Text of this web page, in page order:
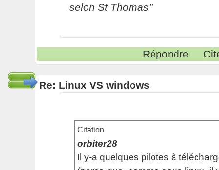
selon St Thomas"
Répondre
Re: Linux VS windows
Citation
orbiter28
Il y-a quelques pilotes à